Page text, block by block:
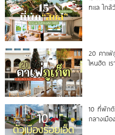
ทะเล ใก
20 คาเฟ่
ไหนฮิต เ
10 ที่พักตั
กลางเมื